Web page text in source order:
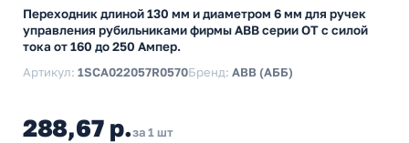
Переходник длиной 130 мм и диаметром 6 мм для ручек
управления рубильниками фирмы АВВ серии ОТ с силой
тока от 160 до 250 Ампер.
Артикул: 1SCA022057R0570Бренд: ABB (АББ)
288,67 р.за 1 шт